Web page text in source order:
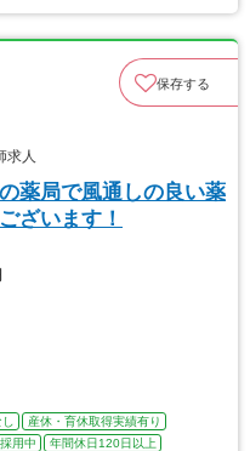
保存する
求人
薬局で風通しの良い薬
ざいます！
産休・育休取得実績有り
用中
年間休日120日以上